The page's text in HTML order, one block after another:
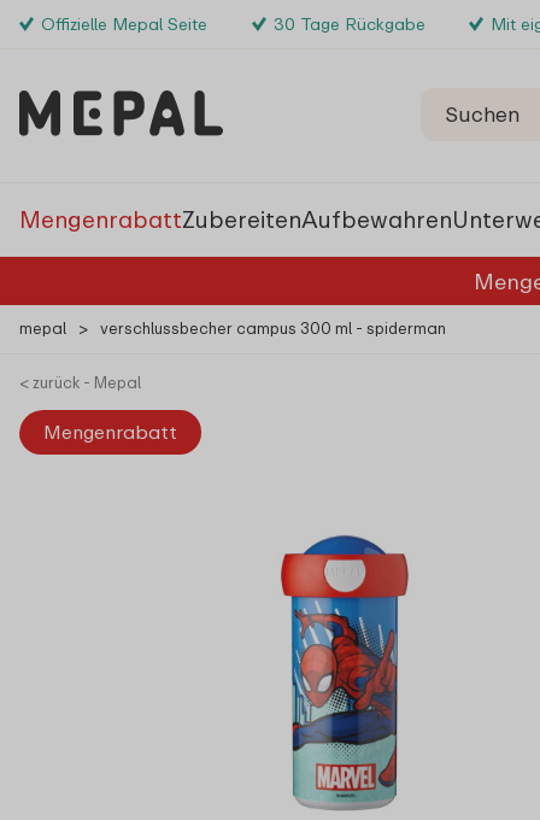
Offizielle Mepal Seite 30 Tage Rückgabe Mit
MengenrabattZubereitenAufbewahren
mepal > verschlussbecher campus 300 ml - spiderman
< zurück - Mepal
Mengenrabatt